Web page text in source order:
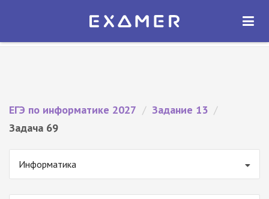
Экзамер — ЕГЭ 2027
ОТКРЫТЬ
ЕГЭ по информатике 2027 / Задание 13 /
Задача 69
Информатика